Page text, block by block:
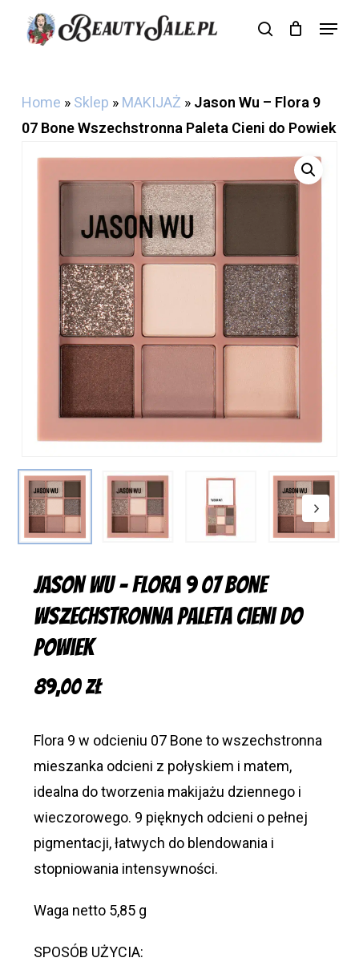
search
Menu
Cart Close
Home » Sklep » MAKIJAŻ » Jason Wu – Flora 9
07 Bone Wszechstronna Paleta Cieni do Powiek
Jason Wu – Flora 9 07 Bone
Wszechstronna Paleta Cieni do
Powiek
89,00zł
Flora 9 w odcieniu 07 Bone to wszechstronna
mieszanka odcieni z połyskiem i matem,
idealna do tworzenia makijażu dziennego i
wieczorowego. 9 pięknych odcieni o pełnej
pigmentacji, łatwych do blendowania i
stopniowania intensywności.
Waga netto 5,85 g
SPOSÓB UŻYCIA: